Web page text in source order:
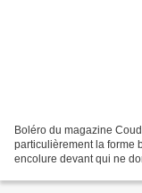
Boléro du magazine
particulièrement la forme
encolure devant qui ne